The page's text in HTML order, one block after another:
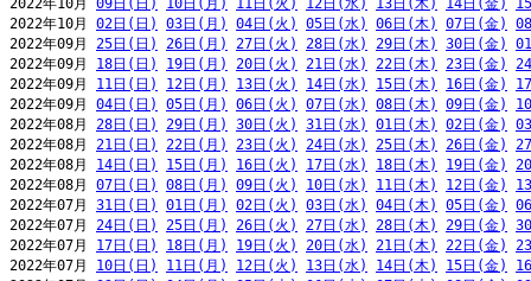
2022年10月 09日(日) 10日(月) 11日(火) 12日(水) 13日(木) 14日(金)
2022年10月 02日(日) 03日(月) 04日(火) 05日(水) 06日(木) 07日(金)
2022年09月 25日(日) 26日(月) 27日(火) 28日(水) 29日(木) 30日(金)
2022年09月 18日(日) 19日(月) 20日(火) 21日(水) 22日(木) 23日(金)
2022年09月 11日(日) 12日(月) 13日(火) 14日(水) 15日(木) 16日(金)
2022年09月 04日(日) 05日(月) 06日(火) 07日(水) 08日(木) 09日(金)
2022年08月 28日(日) 29日(月) 30日(火) 31日(水) 01日(木) 02日(金)
2022年08月 21日(日) 22日(月) 23日(火) 24日(水) 25日(木) 26日(金)
2022年08月 14日(日) 15日(月) 16日(火) 17日(水) 18日(木) 19日(金)
2022年08月 07日(日) 08日(月) 09日(火) 10日(水) 11日(木) 12日(金)
2022年07月 31日(日) 01日(月) 02日(火) 03日(水) 04日(木) 05日(金)
2022年07月 24日(日) 25日(月) 26日(火) 27日(水) 28日(木) 29日(金)
2022年07月 17日(日) 18日(月) 19日(火) 20日(水) 21日(木) 22日(金)
2022年07月 10日(日) 11日(月) 12日(火) 13日(水) 14日(木) 15日(金)